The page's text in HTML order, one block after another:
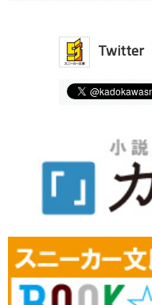
Twitter